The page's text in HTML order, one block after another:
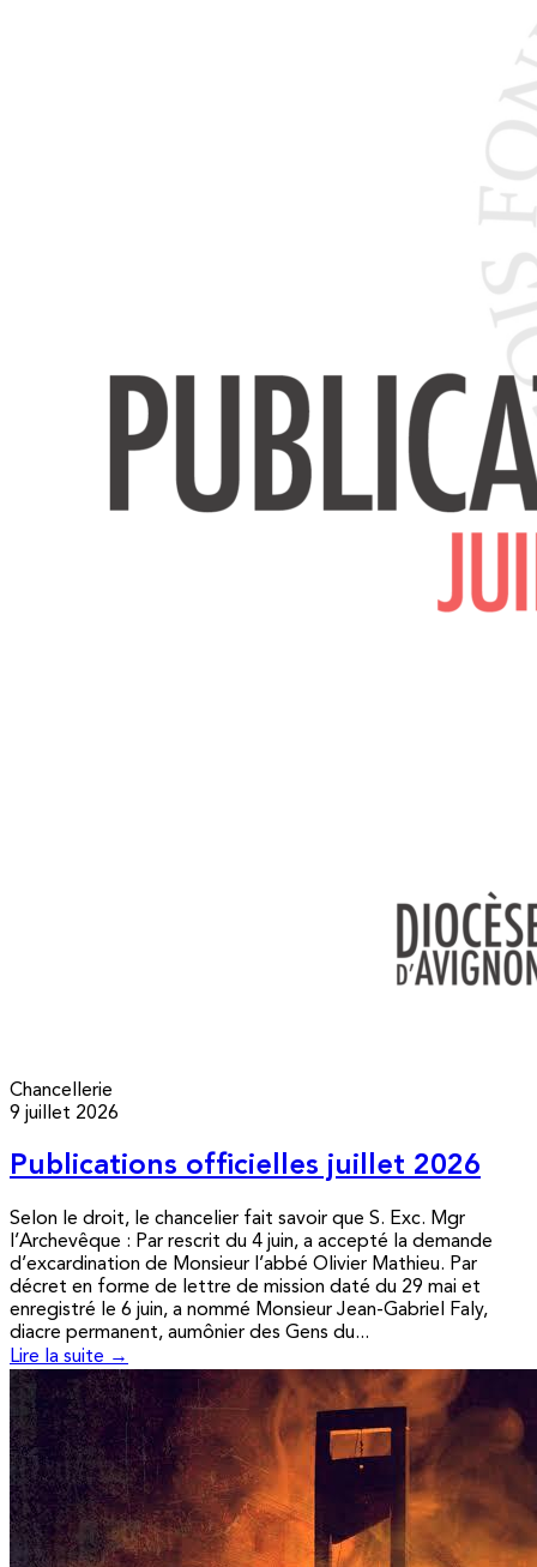
Chancellerie
9 juillet 2026
Publications officielles juillet 2026
Selon le droit, le chancelier fait savoir que S. Exc. Mgr
l’Archevêque : Par rescrit du 4 juin, a accepté la demande
d’excardination de Monsieur l’abbé Olivier Mathieu. Par
décret en forme de lettre de mission daté du 29 mai et
enregistré le 6 juin, a nommé Monsieur Jean-Gabriel Faly,
diacre permanent, aumônier des Gens du...
Lire la suite →